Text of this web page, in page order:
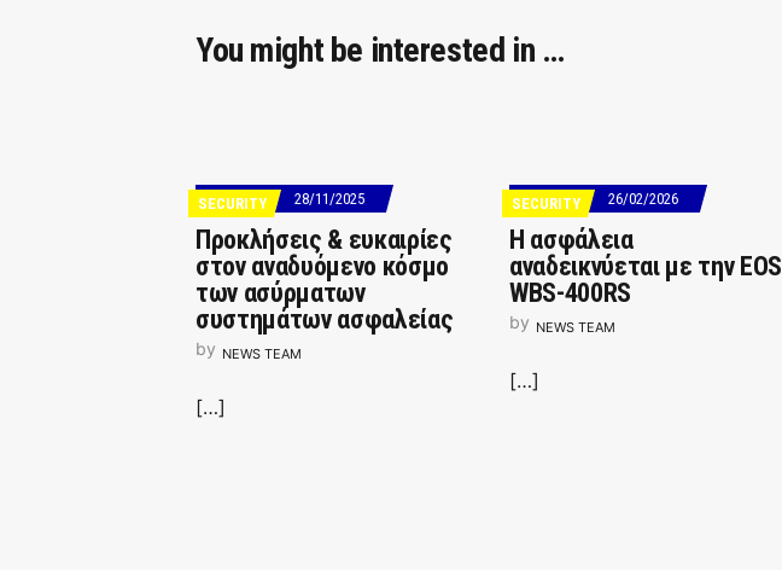
You might be interested in …
SECURITY 28/11/2025
Προκλήσεις & ευκαιρίες
στον αναδυόμενο κόσμο
των ασύρματων
συστημάτων ασφαλείας
by NEWS TEAM
[…]
SECURITY 26/02/2026
Η ασφάλεια
αναδεικνύεται με την EOS
WBS-400RS
by NEWS TEAM
[…]